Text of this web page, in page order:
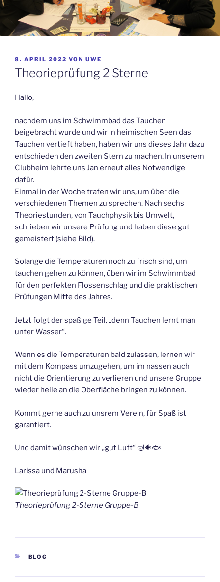
VERÖFFENTLICHT
AM
8. APRIL 2022 VON UWE
Theorieprüfung 2 Sterne
Hallo,
nachdem uns im Schwimmbad das Tauchen
beigebracht wurde und wir in heimischen Seen das
Tauchen vertieft haben, haben wir uns dieses Jahr dazu
entschieden den zweiten Stern zu machen. In unserem
Clubheim lehrte uns Jan erneut alles Notwendige
dafür.
Einmal in der Woche trafen wir uns, um über die
verschiedenen Themen zu sprechen. Nach sechs
Theoriestunden, von Tauchphysik bis Umwelt,
schrieben wir unsere Prüfung und haben diese gut
gemeistert (siehe Bild).
Solange die Temperaturen noch zu frisch sind, um
tauchen gehen zu können, üben wir im Schwimmbad
für den perfekten Flossenschlag und die praktischen
Prüfungen Mitte des Jahres.
Jetzt folgt der spaßige Teil, „denn Tauchen lernt man
unter Wasser“.
Wenn es die Temperaturen bald zulassen, lernen wir
mit dem Kompass umzugehen, um im nassen auch
nicht die Orientierung zu verlieren und unsere Gruppe
wieder heile an die Oberfläche bringen zu können.
Kommt gerne auch zu unsrem Verein, für Spaß ist
garantiert.
Und damit wünschen wir „gut Luft“ 🤿🐠🐟
Larissa und Marusha
Theorieprüfung 2-Sterne Gruppe-B
KATEGORIEN
BLOG